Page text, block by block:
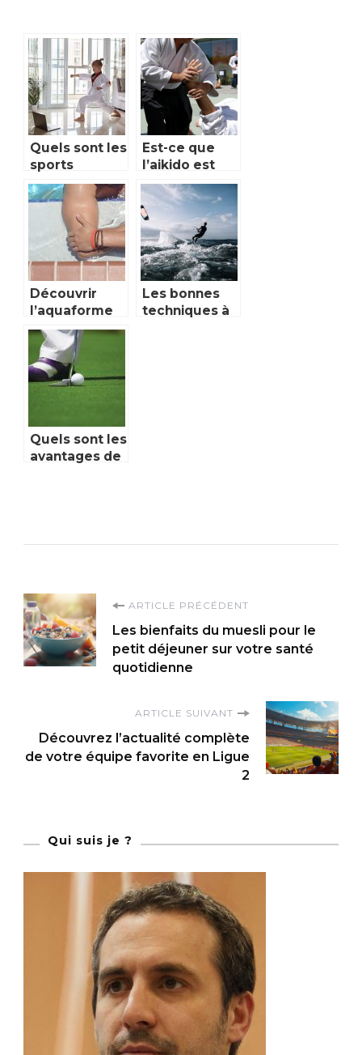
Quels sont les
sports
martiaux
possible pour
enfant ?
Est-ce que
l’aikido est
efficace ?
Découvrir
l’aquaforme
et ses
avantages
Les bonnes
techniques à
Quels sont les
avantages de
Navigation
d'article
ARTICLE PRÉCÉDENT
Les bienfaits du muesli pour le
petit déjeuner sur votre santé
quotidienne
ARTICLE SUIVANT
Découvrez l’actualité complète
de votre équipe favorite en Ligue
2
Qui suis je ?